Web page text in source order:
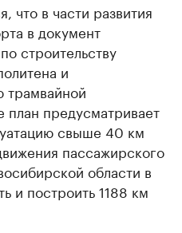
что в части развития
в документ
строительству
и
трамвайной
предусматривает
свыше 40 км
пассажирского
области в
и построить 1188 км